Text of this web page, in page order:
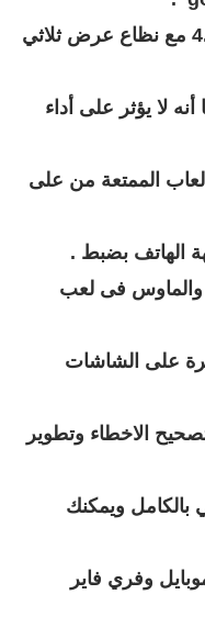
2. يدعم نظام تشغيل اندرويد 4.4.4 مع نظاع عرض ثلاثي
لا يؤثر على أداء
الممتعة من على
والماوس فى لعب
على الشاشات
الاخطاء وتطوير
بالكامل ويمكنك
وفري فاير